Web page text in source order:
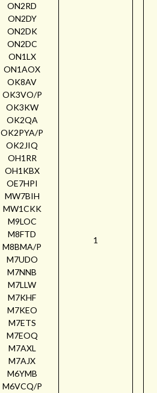
ON2RD
ON2DY
ON2DK
ON2DC
ON1LX
ON1AOX
OK8AV
OK3VO/P
OK3KW
OK2QA
OK2PYA/P
OK2JIQ
OH1RR
OH1KBX
OE7HPI
MW7BIH
MW1CKK
M9LOC
M8FTD
M8BMA/P
M7UDO
M7NNB
M7LLW
M7KHF
M7KEO
M7ETS
M7EOQ
M7AXL
M7AJX
M6YMB
M6VCQ/P
1